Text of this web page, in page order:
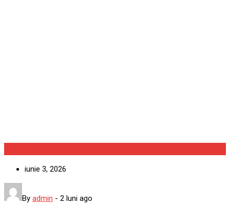
iunie 3, 2026
By admin - 2 luni ago